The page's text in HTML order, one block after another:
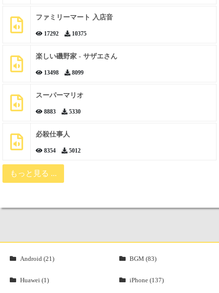
ファミリーマート 入店音
17292 10375
楽しい磯野家 - サザエさん
13498 8099
スーパーマリオ
8883 5330
必殺仕事人
8354 5012
もっと見る ...
Android (21) BGM (83)
Huawei (1) iPhone (137)